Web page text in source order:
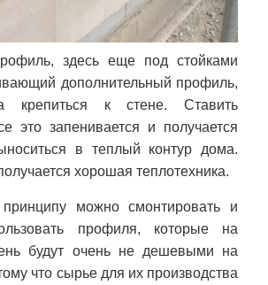
здесь еще под стойками
дополнительный профиль,
крепиться к стене. Ставить
это запенивается и получается
в теплый контур дома.
хорошая теплотехника.
можно смонтировать и
профиля, которые на
будут очень не дешевыми на
что сырье для их производства